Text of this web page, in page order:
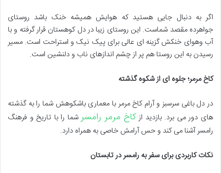
اگر به دنبال جایی هستید که هوایش همیشه خنک باشد روستای
جواهرده مقصد شماست. این روستای زیبا در دل کوهستان قرار گرفته و با
آب وهوای خنکش گزینه ای عالی برای پیک نیک و استراحت است. مسیر
رسیدن به این روستا هم پر از چشم اندازهای ناب و دلنشین است.
کاخ مرمر؛ جلوه ای از شکوه گذشته
در دل باغی سرسبز و آرام کاخ مرمر با معماری باشکوهش شما را به گذشته
های دور می برد. بازدید ازکاخ مرمر رامسر شما را با تاریخ و فرهنگ
رامسر آشنا می کند و حس آرامش خاصی به همراه دارد.
نکات کاربردی برای سفر به رامسر در تابستان